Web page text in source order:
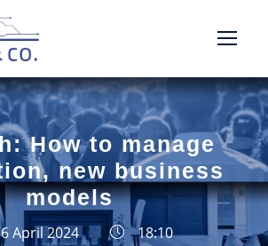
How to manage
new business
models
April 2024 18:10